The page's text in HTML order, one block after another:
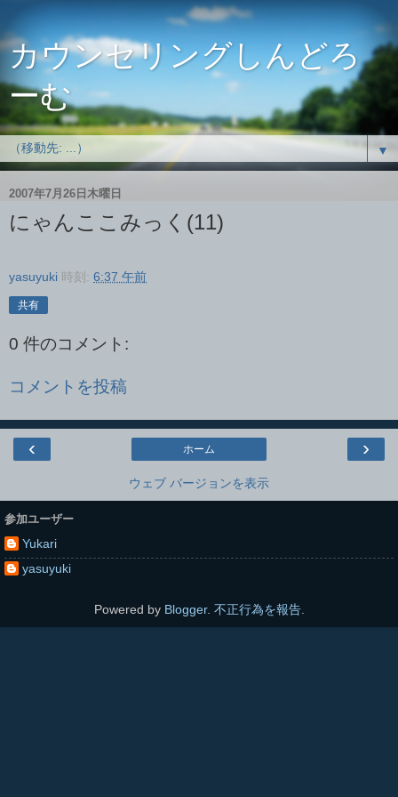
カウンセリングしんどろ
ーむ
▼
2007年7月26日木曜日
にゃんここみっく(11)
yasuyuki 時刻: 6:37 午前
共有
0 件のコメント:
コメントを投稿
‹ ›
ホーム
ウェブ バージョンを表示
参加ユーザー
Yukari
yasuyuki
Powered by Blogger. 不正行為を報告.